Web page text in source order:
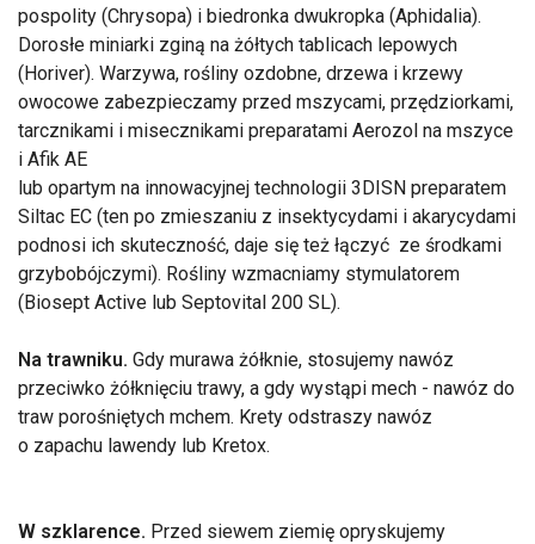
pospolity (Chrysopa) i biedronka dwukropka (Aphidalia).
Dorosłe miniarki zginą na żółtych tablicach lepowych
(Horiver). Warzywa, rośliny ozdobne, drzewa i krzewy
owocowe zabezpieczamy przed mszycami, przędziorkami,
tarcznikami i misecznikami preparatami Aerozol na mszyce
i Afik AE
lub opartym na innowacyjnej technologii 3DISN preparatem
Siltac EC (ten po zmieszaniu z insektycydami i akarycydami
podnosi ich skuteczność, daje się też łączyć ze środkami
grzybobójczymi). Rośliny wzmacniamy stymulatorem
(Biosept Active lub Septovital 200 SL).
Na trawniku. Gdy murawa żółknie, stosujemy nawóz
przeciwko żółknięciu trawy, a gdy wystąpi mech - nawóz do
traw porośniętych mchem. Krety odstraszy nawóz
o zapachu lawendy lub Kretox.
W szklarence. Przed siewem ziemię opryskujemy